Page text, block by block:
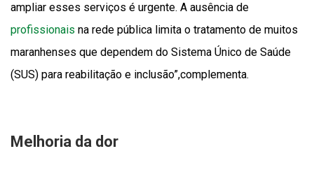
ampliar esses serviços é urgente. A ausência de
profissionais na rede pública limita o tratamento de muitos
maranhenses que dependem do Sistema Único de Saúde
(SUS) para reabilitação e inclusão”,complementa.
Melhoria da dor